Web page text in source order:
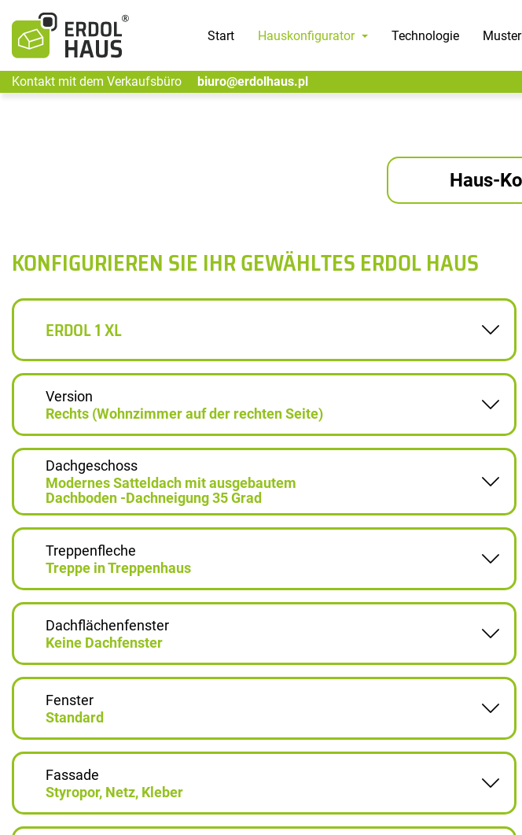
Start Hauskonfigurator Technologie
Kontakt mit dem Verkaufsbüro biuro@erdolhaus.pl
Haus-
KONFIGURIEREN SIE IHR GEWÄHLTES ERDOL HAUS
ERDOL 1 XL
Version
Rechts (Wohnzimmer auf der rechten Seite)
Dachgeschoss
Modernes Satteldach mit ausgebautem
Dachboden -Dachneigung 35 Grad
Treppenfleche
Treppe in Treppenhaus
Dachflächenfenster
Keine Dachfenster
Fenster
Standard
Fassade
Styropor, Netz, Kleber